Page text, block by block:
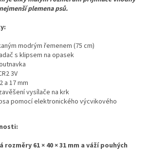
plemena psů.
modrým řemenem (75 cm)
s klipsem na opasek
3V
a 17 mm
vysílače na krk
pomocí elektronického výcvikového
rozměry 61 × 40 × 31 mm a váží pouhých